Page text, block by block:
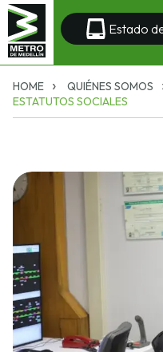
Estado
HOME QUIÉNES SOMOS
ESTATUTOS SOCIALES